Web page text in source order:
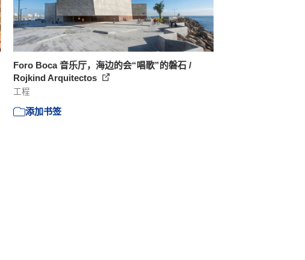
Foro Boca 音乐厅，海边的会“唱歌”的磐石 /
Rojkind Arquitectos
工程
添加书签